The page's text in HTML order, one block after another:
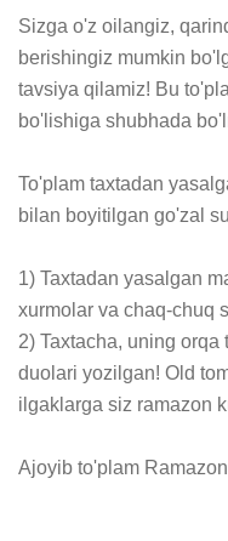
Sizga o'z oilangiz,
berishingiz mumkin
tavsiya qilamiz! Bu
bo'lishiga shubhada
To'plam taxtadan
bilan boyitilgan go'zal
1) Taxtadan yasalgan
xurmolar va chaq-chuq
2) Taxtacha, uning
duolari yozilgan! Old
ilgaklarga siz ramazon
Ajoyib to'plam